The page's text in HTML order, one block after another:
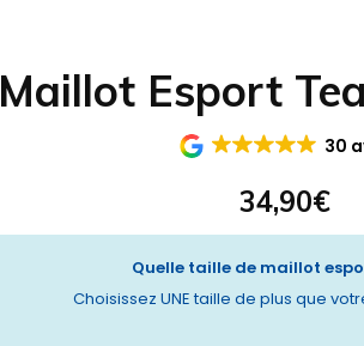
Maillot Esport
30
34,90€
Quelle taille de maillot
Choisissez UNE taille de plus que